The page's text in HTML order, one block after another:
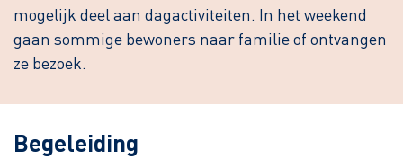
mogelijk deel aan dagactiviteiten. In het weekend
gaan sommige bewoners naar familie of ontvangen
ze bezoek.
Begeleiding